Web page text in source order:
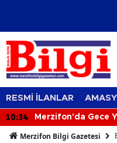
RESMİ İLANLAR
10:34
Merzifon'da Gece
Merzifon Bilgi Gazetesi